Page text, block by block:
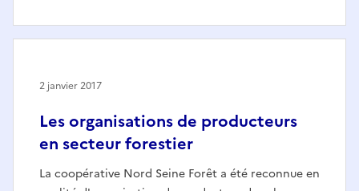
Les organisations de producteurs
en secteur forestier
La coopérative Nord Seine Forêt a été reconnue en
2 janvier 2017